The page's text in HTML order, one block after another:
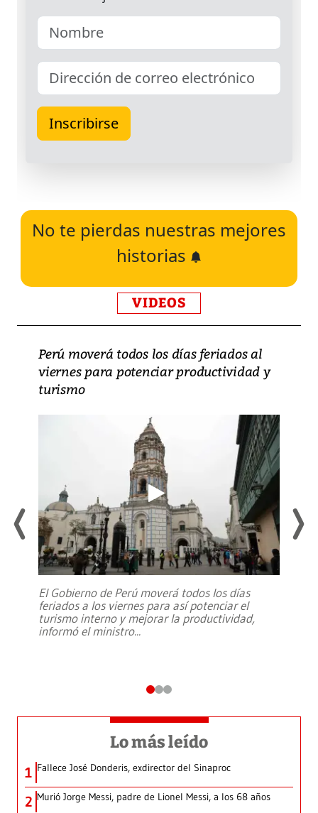
No te pierdas nuestras mejores
historias
VIDEOS
Perú moverá todos los días feriados al
viernes para potenciar productividad y
turismo
El Gobierno de Perú moverá todos los días
feriados a los viernes para así potenciar el
turismo interno y mejorar la productividad,
informó el ministro...
Lo más leído
1 Fallece José Donderis, exdirector del Sinaproc
2 Murió Jorge Messi, padre de Lionel Messi, a los 68 años